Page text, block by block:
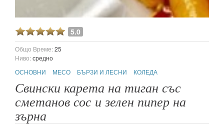
5.0
Общо Време:25
Ниво:средно
ОСНОВНИ
МЕСО БЪРЗИ И ЛЕСНИ КОЛЕДА
Свински карета на тиган със
сметанов сос и зелен пипер на
зърна